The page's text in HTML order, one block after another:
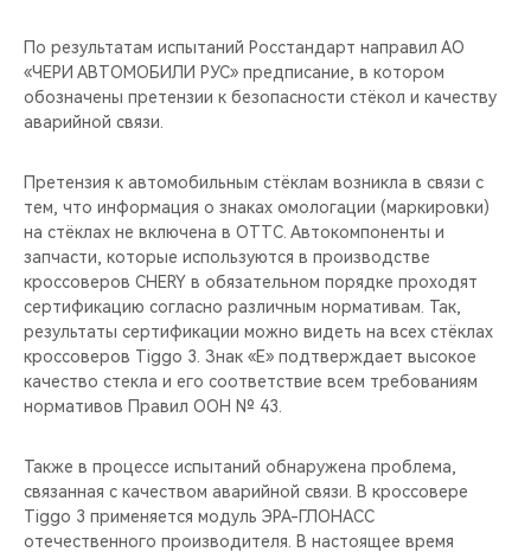
НОВИНКИ
CHERY CONNECT
ЛЮДИ CHERY
БЛАГОТВОРИТЕЛЬНОСТЬ
CHERY REMOTE
CHERY И СПОРТ
НАШИ МЕРОПРИЯТИЯ
ВИДЕООБЗОРЫ
CHERY ДЛЯ ДЕТЕЙ
По результатам испытаний Росстандарт направил АО
«ЧЕРИ АВТОМОБИЛИ РУС» предписание, в котором
обозначены претензии к безопасности стёкол и качеству
аварийной связи.
Претензия к автомобильным стёклам возникла в связи с
тем, что информация о знаках омологации (маркировки)
на стёклах не включена в ОТТС. Автокомпоненты и
запчасти, которые используются в производстве
кроссоверов CHERY в обязательном порядке проходят
сертификацию согласно различным нормативам. Так,
результаты сертификации можно видеть на всех стёклах
кроссоверов Tiggo 3. Знак «E» подтверждает высокое
качество стекла и его соответствие всем требованиям
нормативов Правил ООН № 43.
Также в процессе испытаний обнаружена проблема,
связанная с качеством аварийной связи. В кроссовере
Tiggo 3 применяется модуль ЭРА-ГЛОНАСС
отечественного производителя. В настоящее время